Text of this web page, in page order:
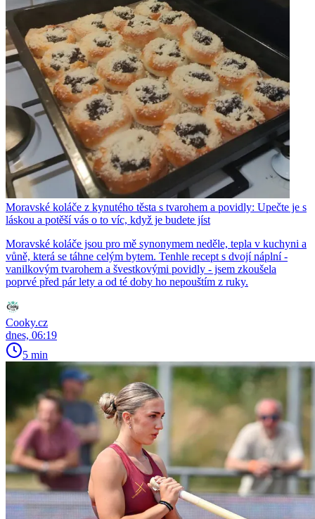
Moravské koláče z kynutého těsta s tvarohem a povidly: Upečte je s
láskou a potěší vás o to víc, když je budete jíst
Moravské koláče jsou pro mě synonymem neděle, tepla v kuchyni a
vůně, která se táhne celým bytem. Tenhle recept s dvojí náplní -
vanilkovým tvarohem a švestkovými povidly - jsem zkoušela
poprvé před pár lety a od té doby ho nepouštím z ruky.
Cooky.cz
dnes, 06:19
5 min